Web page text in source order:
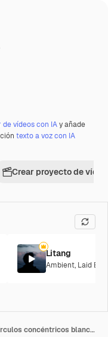
vídeos con IAy añade
texto a voz con IA
Crear proyecto de vídeo
Litang
Ambient, Laid
Animación de fondo en bucle con círculos concéntricos blancos moviéndose desde el centro